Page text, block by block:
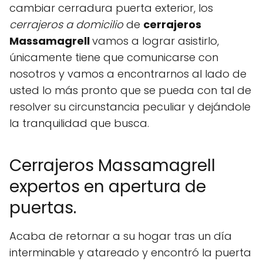
cambiar cerradura puerta exterior, los
cerrajeros a domicilio de cerrajeros
Massamagrellvamos a lograr asistirlo,
únicamente tiene que comunicarse con
nosotros y vamos a encontrarnos al lado de
usted lo más pronto que se pueda con tal de
resolver su circunstancia peculiar y dejándole
la tranquilidad que busca.
Cerrajeros Massamagrell
expertos en apertura de
puertas.
Acaba de retornar a su hogar tras un día
interminable y atareado y encontró la puerta